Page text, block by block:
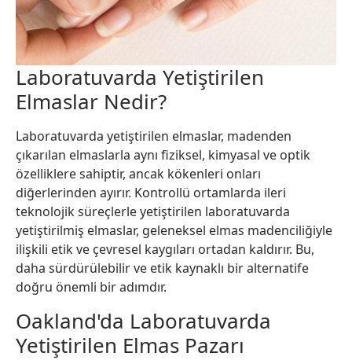
Laboratuvarda Yetiştirilen
Elmaslar Nedir?
Laboratuvarda yetiştirilen elmaslar, madenden
çıkarılan elmaslarla aynı fiziksel, kimyasal ve optik
özelliklere sahiptir, ancak kökenleri onları
diğerlerinden ayırır. Kontrollü ortamlarda ileri
teknolojik süreçlerle yetiştirilen laboratuvarda
yetiştirilmiş elmaslar, geleneksel elmas madenciliğiyle
ilişkili etik ve çevresel kaygıları ortadan kaldırır. Bu,
daha sürdürülebilir ve etik kaynaklı bir alternatife
doğru önemli bir adımdır.
Oakland'da Laboratuvarda
Yetiştirilen Elmas Pazarı